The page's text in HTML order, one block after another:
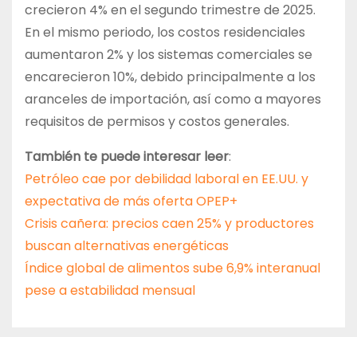
crecieron 4% en el segundo trimestre de 2025.
En el mismo periodo, los costos residenciales
aumentaron 2% y los sistemas comerciales se
encarecieron 10%, debido principalmente a los
aranceles de importación, así como a mayores
requisitos de permisos y costos generales.
También te puede interesar leer:
Petróleo cae por debilidad laboral en EE.UU. y
expectativa de más oferta OPEP+
Crisis cañera: precios caen 25% y productores
buscan alternativas energéticas
Índice global de alimentos sube 6,9% interanual
pese a estabilidad mensual